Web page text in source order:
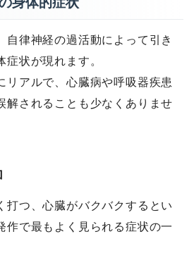
自律神経の過活動によって引き
症状が現れます。
リアルで、心臓病や呼吸器疾患
解されることも少なくありませ
打つ、心臓がバクバクするとい
作で最もよく見られる症状の一